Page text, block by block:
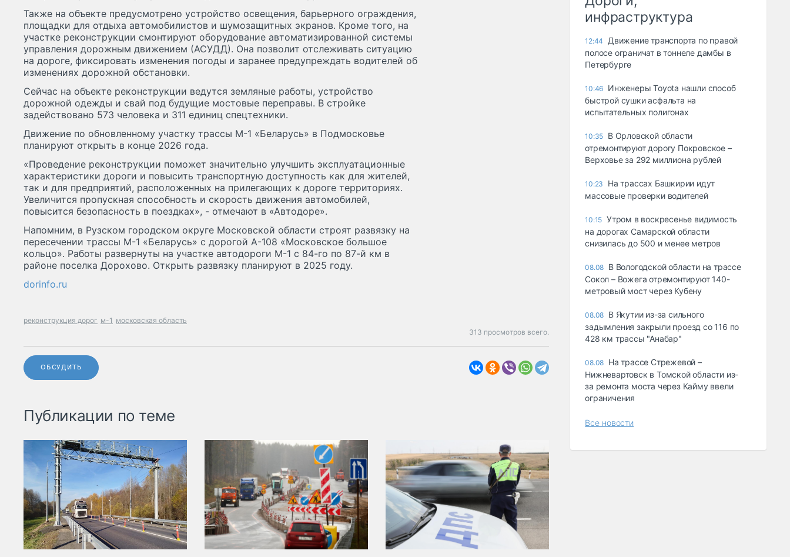
Также на объекте предусмотрено устройство освещения, барьерного ограждения,
площадки для отдыха автомобилистов и шумозащитных экранов. Кроме того, на
участке реконструкции смонтируют оборудование автоматизированной системы
управления дорожным движением (АСУДД). Она позволит отслеживать ситуацию
на дороге, фиксировать изменения погоды и заранее предупреждать водителей об
изменениях дорожной обстановки.
Сейчас на объекте реконструкции ведутся земляные работы, устройство
дорожной одежды и свай под будущие мостовые переправы. В стройке
задействовано 573 человека и 311 единиц спецтехники.
Движение по обновленному участку трассы М-1 «Беларусь» в Подмосковье
планируют открыть в конце 2026 года.
«Проведение реконструкции поможет значительно улучшить эксплуатационные
характеристики дороги и повысить транспортную доступность как для жителей,
так и для предприятий, расположенных на прилегающих к дороге территориях.
Увеличится пропускная способность и скорость движения автомобилей,
повысится безопасность в поездках», - отмечают в «Автодоре».
Напомним, в Рузском городском округе Московской области строят развязку на
пересечении трассы М-1 «Беларусь» с дорогой А-108 «Московское большое
кольцо». Работы развернуты на участке автодороги М-1 с 84-го по 87-й км в
районе поселка Дорохово. Открыть развязку планируют в 2025 году.
dorinfo.ru
реконструкция дорог м-1 московская область
313 просмотров всего.
ОБСУДИТЬ
Публикации по теме
инфраструктура
12:44
Движение транспорта по правой
полосе ограничат в тоннеле дамбы в
Петербурге
10:46 Инженеры Toyota нашли способ
быстрой сушки асфальта на
испытательных полигонах
10:35 В Орловской области
отремонтируют дорогу Покровское –
Верховье за 292 миллиона рублей
10:23
На трассах Башкирии идут
массовые проверки водителей
10:15 Утром в воскресенье видимость
на дорогах Самарской области
снизилась до 500 и менее метров
08.08 В Вологодской области на трассе
Сокол – Вожега отремонтируют 140-
метровый мост через Кубену
08.08 В Якутии из-за сильного
задымления закрыли проезд со 116 по
428 км трассы "Анабар"
08.08 На трассе Стрежевой –
Нижневартовск в Томской области из-
за ремонта моста через Кайму ввели
ограничения
Все новости